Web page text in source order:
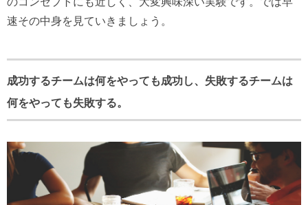
速その中身を見ていきましょう。
成功するチームは何をやっても成功し、失敗するチームは
何をやっても失敗する。